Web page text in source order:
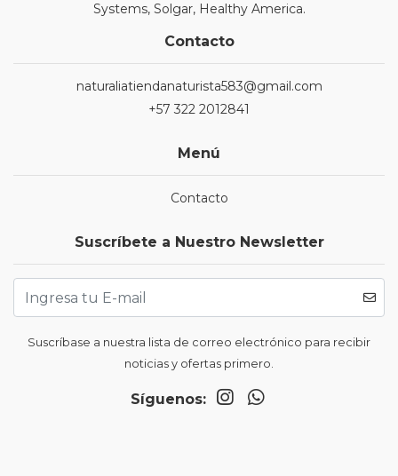
Systems, Solgar, Healthy America.
Contacto
naturaliatiendanaturista583@gmail.com
+57 322 2012841
Menú
Contacto
Suscríbete a Nuestro Newsletter
Suscríbase a nuestra lista de correo electrónico para recibir
noticias y ofertas primero.
Síguenos: